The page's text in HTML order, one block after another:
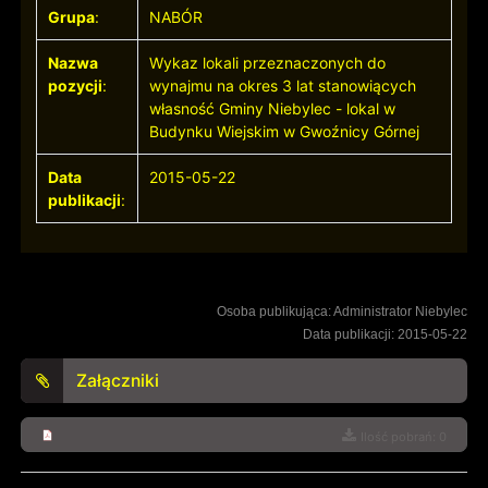
Grupa: NABÓR
Nazwa
pozycji:
Wykaz lokali przeznaczonych do
wynajmu na okres 3 lat stanowiących
własność Gminy Niebylec - lokal w
Budynku Wiejskim w Gwoźnicy Górnej
Data
publikacji:
2015-05-22
Osoba publikująca: Administrator Niebylec
Data publikacji: 2015-05-22
Załączniki